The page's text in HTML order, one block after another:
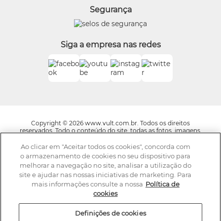
Boticário Internacional
Segurança
Siga a empresa nas redes
Copyright © 2026 www.vult.com.br. Todos os direitos
reservados. Todo o conteúdo do site, todas as fotos, imagens,
layout, trade dress, aqui veiculados são de propriedade exclusiva
da Boticário Produto de Beleza Ltda. É vedada qualquer
reprodução, total ou parcial, de qualquer elemento de
identidade, sem expressa autorização. A violação de qualquer
direito mencionado implicará na responsabilização cível e
criminal nos termos da Lei. Os preços dos produtos estão
sujeitos a alteração sem aviso prévio.
A Vult se reserva o direito de corrigir qualquer possível erro de
digitação ou gráfico e caso haja divergências entre os valores
ofertados nos e-mails promocionais e valores do site,
Ao clicar em "Aceitar todos os cookies", concorda com
o armazenamento de cookies no seu dispositivo para
melhorar a navegação no site, analisar a utilização do
site e ajudar nas nossas iniciativas de marketing. Para
mais informações consulte a nossa Política de
cookies
Definições de cookies